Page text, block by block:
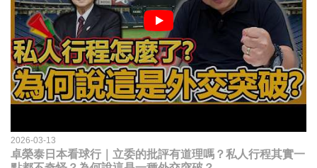
2026-03-13
卓榮泰日本看球行｜立委的批評有道理嗎？私人行程其實一